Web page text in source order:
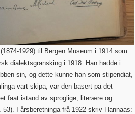
1929) til Bergen Museum i 1914 som
dialektsgransking i 1918. Han hadde i
sin, og dette kunne han som stipendiat,
vart skipa, var den basert på det
faat istand av sproglige, literære og
I årsberetninga frå 1922 skriv Hannaas: